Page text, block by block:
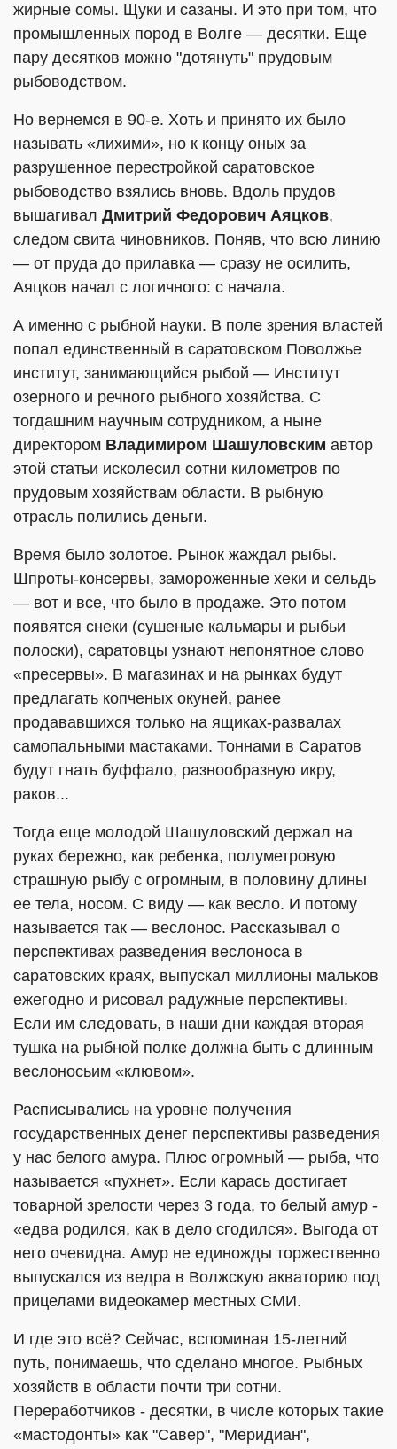
жирные сомы. Щуки и сазаны. И это при том, что
промышленных пород в Волге — десятки. Еще
пару десятков можно "дотянуть" прудовым
рыбоводством.
Но вернемся в 90-е. Хоть и принято их было
называть «лихими», но к концу оных за
разрушенное перестройкой саратовское
рыбоводство взялись вновь. Вдоль прудов
вышагивал Дмитрий Федорович Аяцков,
следом свита чиновников. Поняв, что всю линию
— от пруда до прилавка — сразу не осилить,
Аяцков начал с логичного: с начала.
А именно с рыбной науки. В поле зрения властей
попал единственный в саратовском Поволжье
институт, занимающийся рыбой — Институт
озерного и речного рыбного хозяйства. С
тогдашним научным сотрудником, а ныне
директором Владимиром Шашуловским автор
этой статьи исколесил сотни километров по
прудовым хозяйствам области. В рыбную
отрасль полились деньги.
Время было золотое. Рынок жаждал рыбы.
Шпроты-консервы, замороженные хеки и сельдь
— вот и все, что было в продаже. Это потом
появятся снеки (сушеные кальмары и рыбьи
полоски), саратовцы узнают непонятное слово
«пресервы». В магазинах и на рынках будут
предлагать копченых окуней, ранее
продававшихся только на ящиках-развалах
самопальными мастаками. Тоннами в Саратов
будут гнать буффало, разнообразную икру,
раков...
Тогда еще молодой Шашуловский держал на
руках бережно, как ребенка, полуметровую
страшную рыбу с огромным, в половину длины
ее тела, носом. С виду — как весло. И потому
называется так — веслонос. Рассказывал о
перспективах разведения веслоноса в
саратовских краях, выпускал миллионы мальков
ежегодно и рисовал радужные перспективы.
Если им следовать, в наши дни каждая вторая
тушка на рыбной полке должна быть с длинным
веслоносьим «клювом».
Расписывались на уровне получения
государственных денег перспективы разведения
у нас белого амура. Плюс огромный — рыба, что
называется «пухнет». Если карась достигает
товарной зрелости через 3 года, то белый амур -
«едва родился, как в дело сгодился». Выгода от
него очевидна. Амур не единожды торжественно
выпускался из ведра в Волжскую акваторию под
прицелами видеокамер местных СМИ.
И где это всё? Сейчас, вспоминая 15-летний
путь, понимаешь, что сделано многое. Рыбных
хозяйств в области почти три сотни.
Переработчиков - десятки, в числе которых такие
«мастодонты» как "Савер", "Меридиан",